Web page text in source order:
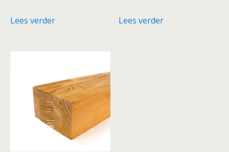
Lees verder Lees verder